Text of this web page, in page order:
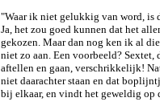
"Waar ik niet gelukkig van word, is
Ja, het zou goed kunnen dat het
gekozen. Maar dan nog ken ik al
niet zo aan. Een voorbeeld? Sextet,
aftellen en gaan, verschrikkelijk!
niet daarachter staan en dat
bij elkaar, en vindt het geweldig op